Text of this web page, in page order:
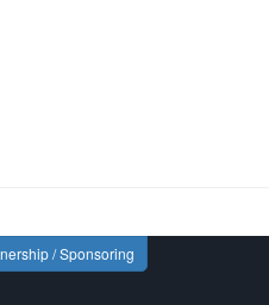
/ Sponsoring